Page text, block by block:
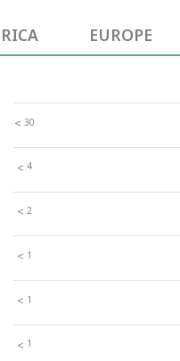
EUROPE
30
>
4
>
2
>
1
>
1
>
1
>